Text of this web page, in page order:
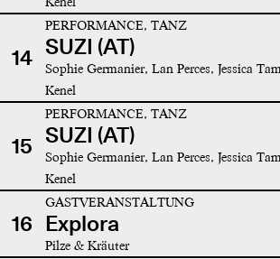
14
PERFORMANCE, TANZ
SUZI (AT)
Sophie Germanier, Lan Perces, Jessica
Kenel
15
PERFORMANCE, TANZ
SUZI (AT)
Sophie Germanier, Lan Perces, Jessica
Kenel
16
GASTVERANSTALTUNG
Explora
Pilze & Kräuter